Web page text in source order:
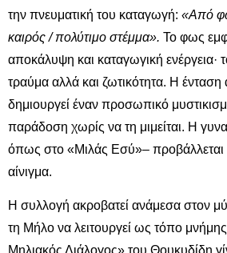
την πνευματική του καταγωγή: «Από
καιρός / πολύτιμο στέμμα». Το φως
αποκάλυψη και καταγωγική ενέργεια·
τραύμα αλλά και ζωτικότητα. Η
δημιουργεί έναν προσωπικό
παράδοση χωρίς να τη μιμείται. Η
όπως στο «Μιλάς Εσύ»– προβάλλεται
αίνιγμα.
Η συλλογή ακροβατεί ανάμεσα στον
τη Μήλο να λειτουργεί ως τόπο